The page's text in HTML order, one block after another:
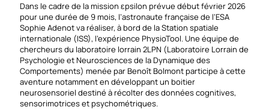
Dans le cadre de la mission εpsilon prévue début février 2026
pour une durée de 9 mois, l’astronaute française de l’ESA
Sophie Adenot va réaliser, à bord de la Station spatiale
internationale (ISS), l’expérience PhysioTool. Une équipe de
chercheurs du laboratoire lorrain 2LPN (Laboratoire Lorrain de
Psychologie et Neurosciences de la Dynamique des
Comportements) menée par Benoît Bolmont participe à cette
aventure notamment en développant un boitier
neurosensoriel destiné à récolter des données cognitives,
sensorimotrices et psychométriques.